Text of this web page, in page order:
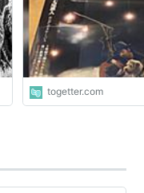
togetter.com